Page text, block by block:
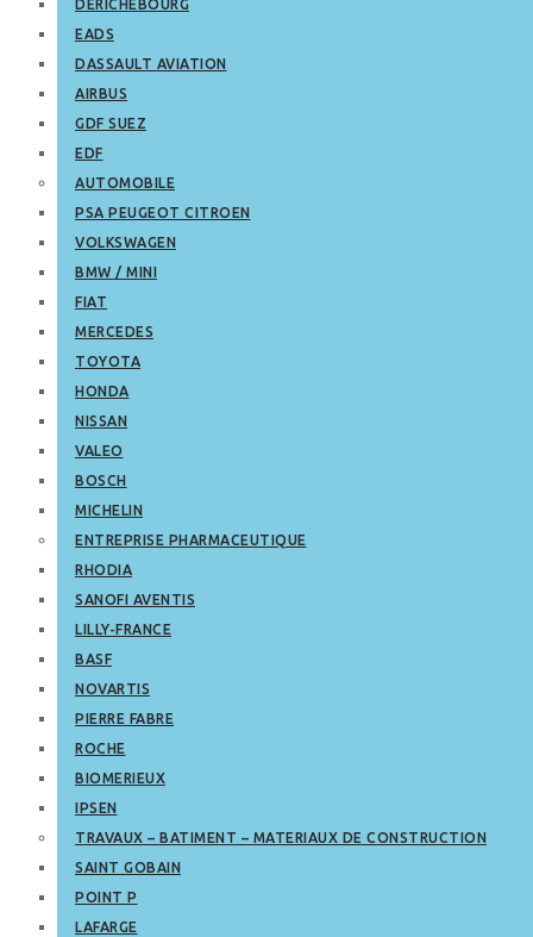
DERICHEBOURG
EADS
DASSAULT AVIATION
AIRBUS
GDF SUEZ
EDF
AUTOMOBILE
PSA PEUGEOT CITROEN
VOLKSWAGEN
BMW / MINI
FIAT
MERCEDES
TOYOTA
HONDA
NISSAN
VALEO
BOSCH
MICHELIN
ENTREPRISE PHARMACEUTIQUE
RHODIA
SANOFI AVENTIS
LILLY-FRANCE
BASF
NOVARTIS
PIERRE FABRE
ROCHE
BIOMERIEUX
IPSEN
TRAVAUX – BATIMENT – MATERIAUX DE CONSTRUCTION
SAINT GOBAIN
POINT P
LAFARGE